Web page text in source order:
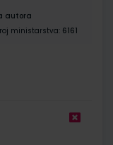
autora
ministarstva: 6161